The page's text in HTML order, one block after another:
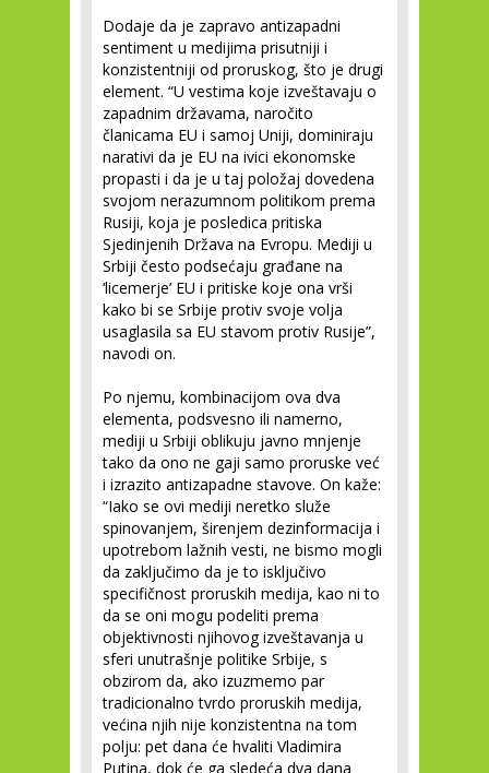
Dodaje da je zapravo antizapadni
sentiment u medijima prisutniji i
konzistentniji od proruskog, što je drugi
element. “U vestima koje izveštavaju o
zapadnim državama, naročito
članicama EU i samoj Uniji, dominiraju
narativi da je EU na ivici ekonomske
propasti i da je u taj položaj dovedena
svojom nerazumnom politikom prema
Rusiji, koja je posledica pritiska
Sjedinjenih Država na Evropu. Mediji u
Srbiji često podsećaju građane na
‘licemerje’ EU i pritiske koje ona vrši
kako bi se Srbije protiv svoje volja
usaglasila sa EU stavom protiv Rusije”,
navodi on.
Po njemu, kombinacijom ova dva
elementa, podsvesno ili namerno,
mediji u Srbiji oblikuju javno mnjenje
tako da ono ne gaji samo proruske već
i izrazito antizapadne stavove. On kaže:
“Iako se ovi mediji neretko služe
spinovanjem, širenjem dezinformacija i
upotrebom lažnih vesti, ne bismo mogli
da zaključimo da je to isključivo
specifičnost proruskih medija, kao ni to
da se oni mogu podeliti prema
objektivnosti njihovog izveštavanja u
sferi unutrašnje politike Srbije, s
obzirom da, ako izuzmemo par
tradicionalno tvrdo proruskih medija,
većina njih nije konzistentna na tom
polju: pet dana će hvaliti Vladimira
Putina, dok će ga sledeća dva dana